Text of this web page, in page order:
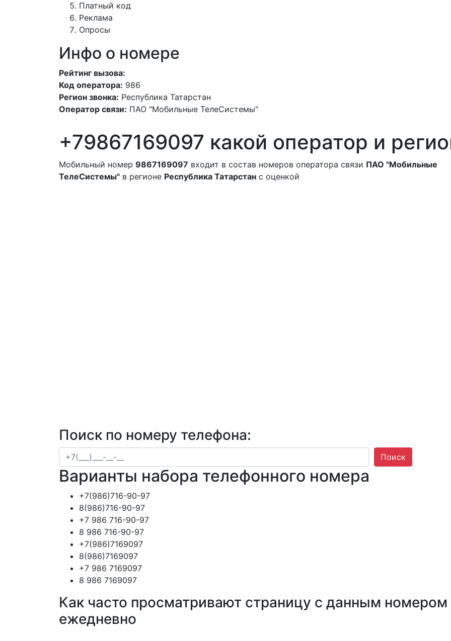
Платный код
Реклама
Опросы
Инфо о номере
Рейтинг вызова:
Код оператора: 986
Регион звонка: Республика Татарстан
Оператор связи: ПАО "Мобильные ТелеСистемы"
+79867169097 какой оператор и
Мобильный номер 9867169097 входит в состав номеров оператора связи ПАО "Мобильные
ТелеСистемы" в регионе Республика Татарстан с оценкой
Поиск по номеру телефона:
Поиск
Варианты набора телефонного номера
+7(986)716-90-97
8(986)716-90-97
+7 986 716-90-97
8 986 716-90-97
+7(986)7169097
8(986)7169097
+7 986 7169097
8 986 7169097
Как часто просматривают страницу с данным номером
ежедневно